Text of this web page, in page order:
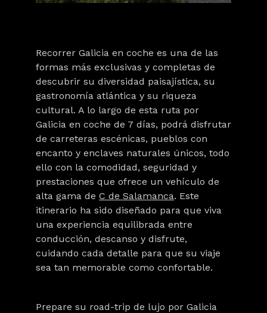
Recorrer Galicia en coche es una de las
formas más exclusivas y completas de
descubrir su diversidad paisajística, su
gastronomía atlántica y su riqueza
cultural. A lo largo de esta ruta por
Galicia en coche de 7 días, podrá disfrutar
de carreteras escénicas, pueblos con
encanto y enclaves naturales únicos, todo
ello con la comodidad, seguridad y
prestaciones que ofrece un vehículo de
alta gama de C de Salamanca. Este
itinerario ha sido diseñado para que viva
una experiencia equilibrada entre
conducción, descanso y disfrute,
cuidando cada detalle para que su viaje
sea tan memorable como confortable.
Prepare su road-trip de lujo por Galicia